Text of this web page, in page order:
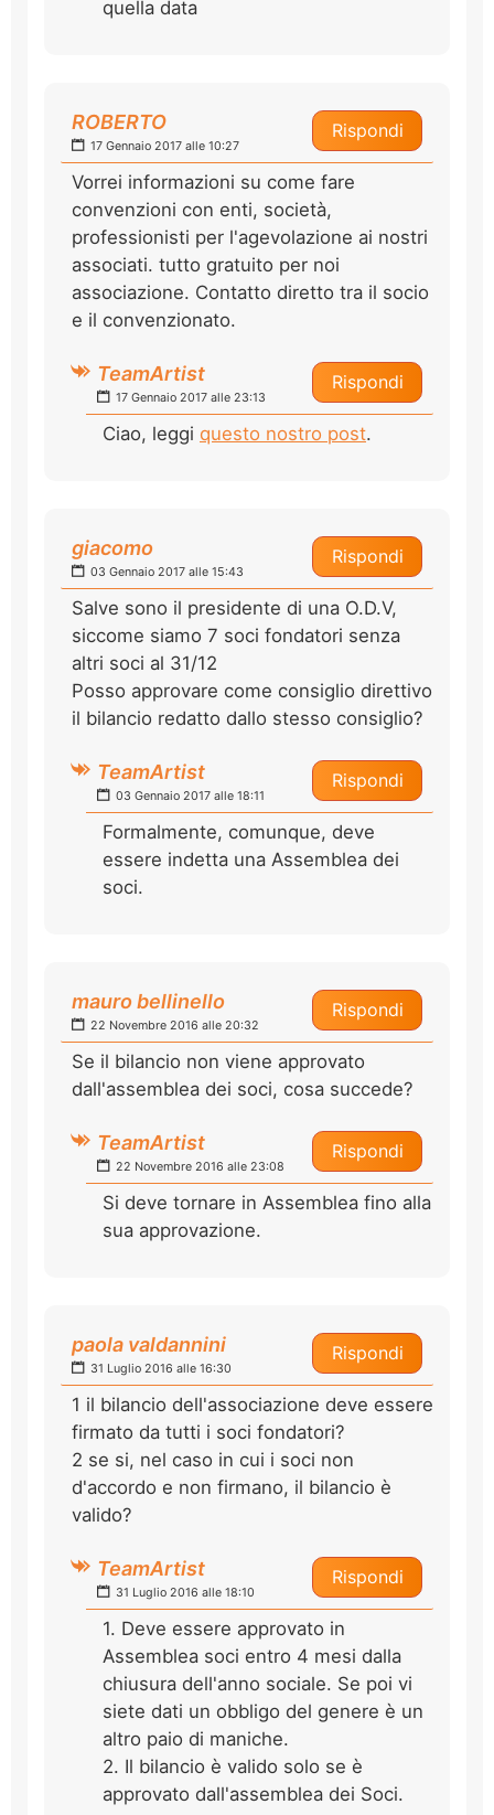
quella data
Rispondi
ROBERTO
17 Gennaio 2017 alle 10:27
Vorrei informazioni su come fare
convenzioni con enti, società,
professionisti per l'agevolazione ai nostri
associati. tutto gratuito per noi
associazione. Contatto diretto tra il socio
e il convenzionato.
Rispondi
TeamArtist
17 Gennaio 2017 alle 23:13
Ciao, leggi questo nostro post.
Rispondi
giacomo
03 Gennaio 2017 alle 15:43
Salve sono il presidente di una O.D.V,
siccome siamo 7 soci fondatori senza
altri soci al 31/12
Posso approvare come consiglio direttivo
il bilancio redatto dallo stesso consiglio?
Rispondi
TeamArtist
03 Gennaio 2017 alle 18:11
Formalmente, comunque, deve
essere indetta una Assemblea dei
soci.
Rispondi
mauro bellinello
22 Novembre 2016 alle 20:32
Se il bilancio non viene approvato
dall'assemblea dei soci, cosa succede?
Rispondi
TeamArtist
22 Novembre 2016 alle 23:08
Si deve tornare in Assemblea fino alla
sua approvazione.
Rispondi
paola valdannini
31 Luglio 2016 alle 16:30
1 il bilancio dell'associazione deve essere
firmato da tutti i soci fondatori?
2 se si, nel caso in cui i soci non
d'accordo e non firmano, il bilancio è
valido?
Rispondi
TeamArtist
31 Luglio 2016 alle 18:10
1. Deve essere approvato in
Assemblea soci entro 4 mesi dalla
chiusura dell'anno sociale. Se poi vi
siete dati un obbligo del genere è un
altro paio di maniche.
2. Il bilancio è valido solo se è
approvato dall'assemblea dei Soci.